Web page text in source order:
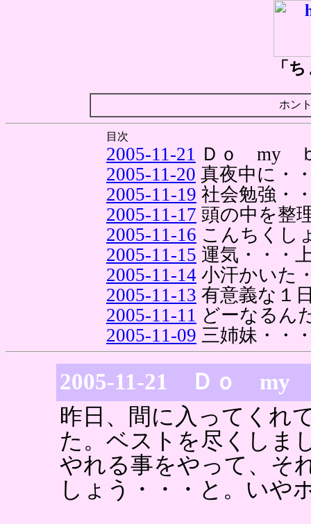
「
ホン
目次
2005-11-21 Ｄｏ my
2005-11-20 真夜中に・
2005-11-19 社会勉強・
2005-11-17 頭の中を整
2005-11-16 こんちくし
2005-11-15 運気・・・
2005-11-14 小汗かいた
2005-11-13 有意義な１
2005-11-11 どーなるん
2005-11-09 三姉妹・・
2005-11-21 Ｄｏ my
昨日、間に入ってくれ
た。ベストを尽くしま
やれる事をやって、そ
しょう・・・と。いや